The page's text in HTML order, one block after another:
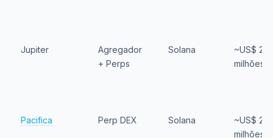
Jupiter
Agregador
+ Perps
Solana
~US$
milhões
Pacifica Perp DEX Solana
~US$
milhões